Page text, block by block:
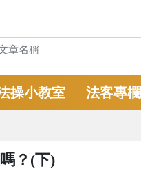
操小教室 法客專欄
？(下)